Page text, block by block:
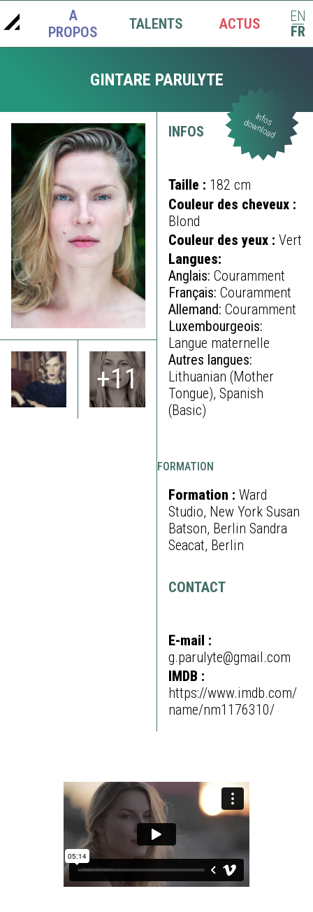
A
PROPOS
TALENTS ACTUS EN
|
FR
GINTARE PARULYTE
+11
INFOS
Taille : 182 cm
Couleur des cheveux :
Blond
Couleur des yeux : Vert
Langues:
Anglais: Couramment
Français: Couramment
Allemand: Couramment
Luxembourgeois:
Langue maternelle
Autres langues:
Lithuanian (Mother
Tongue), Spanish
(Basic)
FORMATION
Formation : Ward
Studio, New York Susan
Batson, Berlin Sandra
Seacat, Berlin
CONTACT
Infos
download
E-mail :
g.parulyte@gmail.com
IMDB :
https://www.imdb.com/
name/nm1176310/